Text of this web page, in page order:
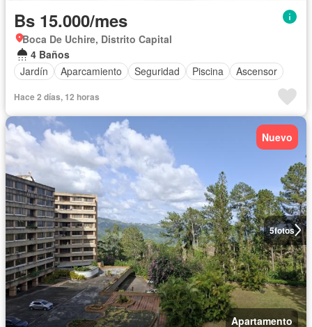
Bs 15.000/mes
Boca De Uchire, Distrito Capital
4 Baños
Jardín
Aparcamiento Seguridad Piscina Ascensor
Hace 2 días, 12 horas
5fotos
Nuevo
Apartamento